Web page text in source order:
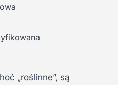
„roślinne”, są